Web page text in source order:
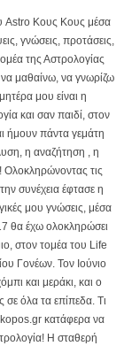
Astro Κους Κους μέσα
γνώσεις, προτάσεις,
της Αστρολογίας
μαθαίνω, να γνωρίζω
μου είναι η
και σαν παιδί, στον
ήμουν πάντα γεμάτη
η αναζήτηση , η
Ολοκληρώνοντας τις
συνέχεια έφτασε η
μου γνώσεις, μέσα
θα έχω ολοκληρώσει
στον τομέα του Life
Γονέων. Τον Ιούνιο
και μεράκι, και ο
σε όλα τα επίπεδα. Τι
κατάφερα να
Η σταθερή